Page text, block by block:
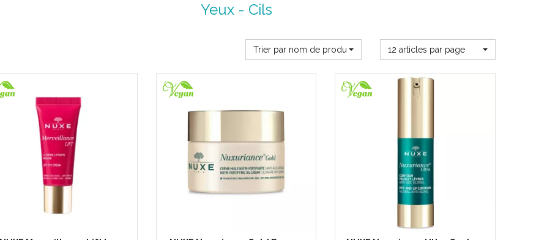
Yeux - Cils
Trier par nom de produit 12 articles par page